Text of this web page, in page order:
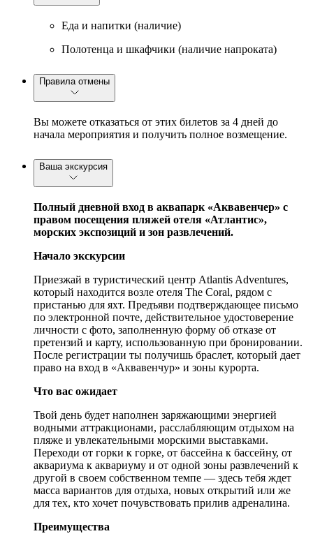
Еда и напитки (наличие)
Полотенца и шкафчики (наличие напроката)
Правила отмены
Вы можете отказаться от этих билетов за 4 дней до
начала мероприятия и получить полное возмещение.
Ваша экскурсия
Полный дневной вход в аквапарк «Аквавенчер» с
правом посещения пляжей отеля «Атлантис»,
морских экспозиций и зон развлечений.
Начало экскурсии
Приезжай в туристический центр Atlantis Adventures,
который находится возле отеля The Coral, рядом с
пристанью для яхт. Предъяви подтверждающее письмо
по электронной почте, действительное удостоверение
личности с фото, заполненную форму об отказе от
претензий и карту, использованную при бронировании.
После регистрации ты получишь браслет, который дает
право на вход в «Аквавенчур» и зоны курорта.
Что вас ожидает
Твой день будет наполнен заряжающими энергией
водными аттракционами, расслабляющим отдыхом на
пляже и увлекательными морскими выставками.
Переходи от горки к горке, от бассейна к бассейну, от
аквариума к аквариуму и от одной зоны развлечений к
другой в своем собственном темпе — здесь тебя ждет
масса вариантов для отдыха, новых открытий или же
для тех, кто хочет почувствовать прилив адреналина.
Преимущества